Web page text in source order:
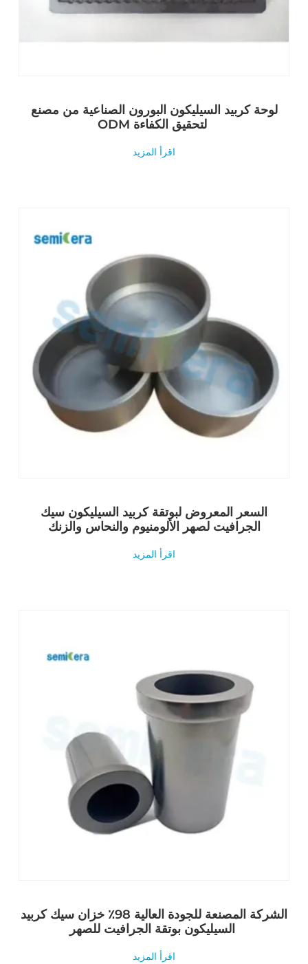
لوحة كربيد السيليكون البورون الصناعية من مصنع
اقرأ المزيد
السعر المعروض لبوتقة كربيد السيليكون سيك
الجرافيت لصهر الألومنيوم والنحاس والزنك
اقرأ المزيد
الشركة المصنعة للجودة العالية 98٪ خزان سيك كربيد
اقرأ المزيد